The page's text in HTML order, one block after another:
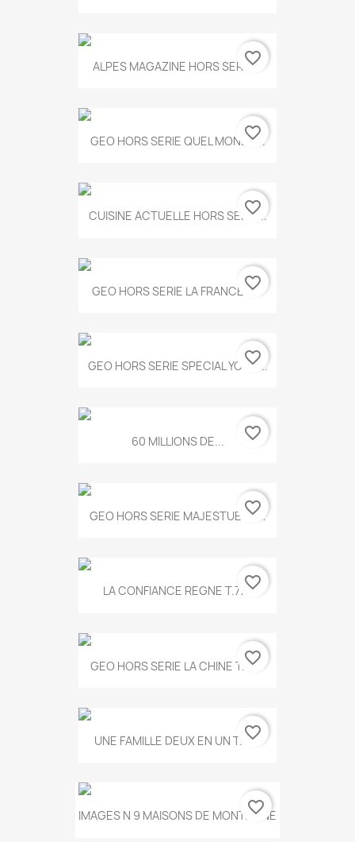
ALPES MAGAZINE HORS SERIE...
favorite_border
GEO HORS SERIE QUEL MONDE...
favorite_border
CUISINE ACTUELLE HORS SERIE...
favorite_border
GEO HORS SERIE LA FRANCE A...
favorite_border
GEO HORS SERIE SPECIAL YOGA...
favorite_border
60 MILLIONS DE... favorite_border
GEO HORS SERIE MAJESTUEUX...
favorite_border
LA CONFIANCE REGNE T.778favorite_border
GEO HORS SERIE LA CHINE T.497
favorite_border
UNE FAMILLE DEUX EN UN T.675
favorite_border
IMAGES N 9 MAISONS DE MONTAGNE
favorite_border